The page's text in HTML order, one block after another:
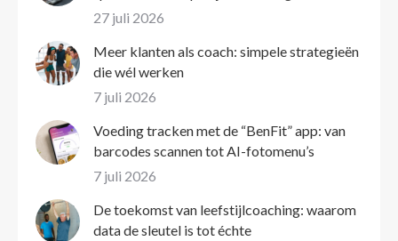
27 juli 2026
Meer klanten als coach: simpele strategieën
die wél werken
7 juli 2026
Voeding tracken met de “BenFit” app: van
barcodes scannen tot AI-fotomenu’s
7 juli 2026
De toekomst van leefstijlcoaching: waarom
data de sleutel is tot échte